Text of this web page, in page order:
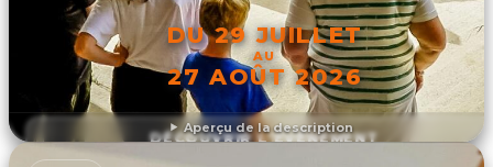
Aperçu de la description
DU 29 JUILLET
AU
27 AOÛT 2026
DÉCOUVRIR L'ÉVÉNEMENT